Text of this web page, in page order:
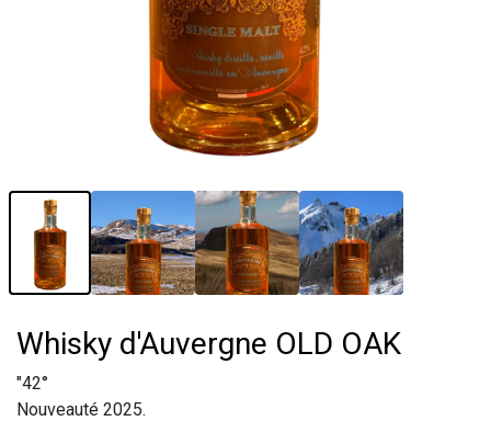
Whisky d'Auvergne OLD OAK
"42°
Nouveauté 2025.